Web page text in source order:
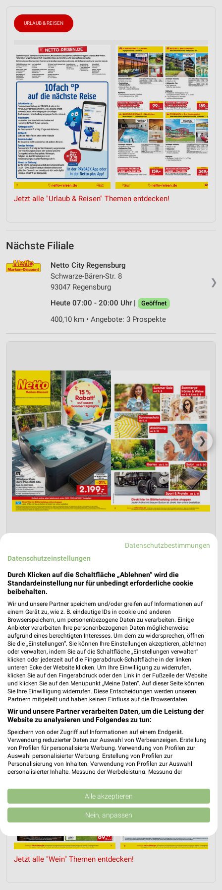
URLAUB & REISEN
Jetzt alle "Urlaub & Reisen" Themen entdecken!
Nächste Filiale
❯
Netto City Regensburg
Schwarze-Bären-Str. 8
93047 Regensburg
Heute 07:00 - 20:00 Uhr |
Geöffnet
400,10 km • Angebote: 3 Prospekte
❯
Netto Marken-Discount Prospekt für
Regensburg ab Do. den 30.07.
Online-Angebote August 2026
Gültig von 30. Jul. bis 31. Aug.
📅 Kalendereintrag erstellen
PROSPEKT BLÄTTERN
WEIN SPIRITUOSEN GETRÄNKE GRILLEN
Jetzt alle "Wein" Themen entdecken!
Datenschutzbestimmungen
Datenschutzeinstellungen
Durch Klicken auf die Schaltfläche „Ablehnen“ wird die
Standardeinstellung nur für unbedingt erforderliche cookie
beibehalten.
Wir und unsere Partner speichern und/oder greifen auf Informationen auf
einem Gerät zu, wie z. B. eindeutige IDs in cookie und anderen
Browserspeichern, um personenbezogene Daten zu verarbeiten. Einige
Anbieter verarbeiten Ihre personenbezogenen Daten möglicherweise
aufgrund eines berechtigten Interesses. Um dem zu widersprechen, öffnen
Sie die „Einstellungen“. Sie können Ihre Einstellungen akzeptieren, ablehnen
oder verwalten, indem Sie auf die Schaltfläche „Einstellungen verwalten“
klicken oder jederzeit auf die Fingerabdruck-Schaltfläche in der linken
unteren Ecke der Website klicken. Um Ihre Einwilligung zu widerrufen,
klicken Sie auf den Fingerabdruck oder den Link in der Fußzeile der Website
und klicken Sie auf den Menüpunkt „Meine Daten“. Auf dieser Seite können
Sie Ihre Einwilligung widerrufen. Diese Entscheidungen werden unseren
Partnern mitgeteilt und haben keinen Einfluss auf die Browserdaten.
Wir und unsere Partner verarbeiten Daten, um die Leistung der
Website zu analysieren und Folgendes zu tun:
Speichern von oder Zugriff auf Informationen auf einem Endgerät.
Verwendung reduzierter Daten zur Auswahl von Werbeanzeigen. Erstellung
von Profilen für personalisierte Werbung. Verwendung von Profilen zur
Auswahl personalisierter Werbung. Erstellung von Profilen zur
Personalisierung von Inhalten. Verwendung von Profilen zur Auswahl
personalisierter Inhalte. Messung der Werbeleistung. Messung der
Kombinationen von Daten aus verschiedenen Quellen. Entwicklung und
Verbesserung der Angebote. Verwendung reduzierter Daten zur Auswahl
von Inhalten.
Daten können außerhalb der Europäischen Union weitergegeben und in die
USA gesendet werden.
Website/App.
Partnerliste anzeigen (1 IAB-Anbieter)
Alle akzeptieren
Nein, anpassen